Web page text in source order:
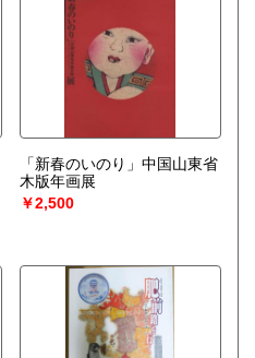
「新春のいのり」中国山東省
木版年画展
￥2,500